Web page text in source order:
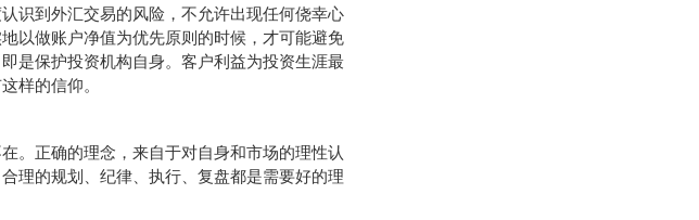
到外汇交易的风险，不允许出现任何侥幸心
以做账户净值为优先原则的时候，才可能避免
是保护投资机构自身。客户利益为投资生涯最
样的信仰。
正确的理念，来自于对自身和市场的理性认
理的规划、纪律、执行、复盘都是需要好的理